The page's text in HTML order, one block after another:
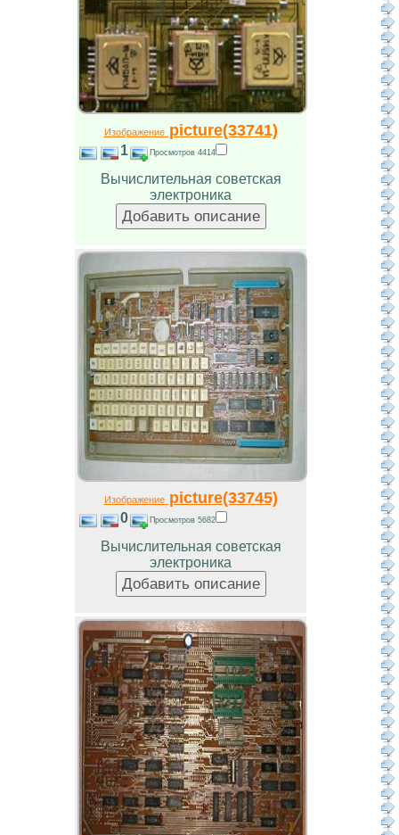
Изображениеpicture(33741)
1 Просмотров 4414
Вычислительная советская
электроника
Изображениеpicture(33745)
0 Просмотров 5682
Вычислительная советская
электроника